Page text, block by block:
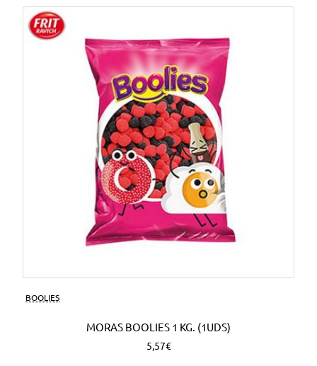
BOOLIES
MORAS BOOLIES 1 KG. (1UDS)
5,57€